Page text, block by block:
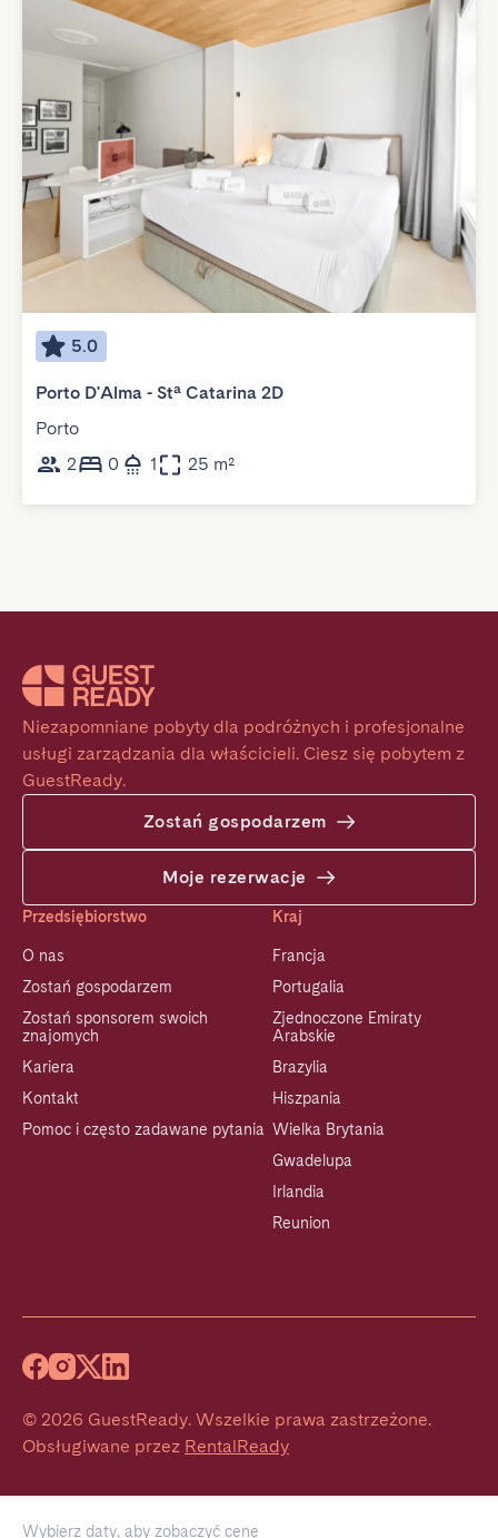
Wybierz daty, aby zobaczyć cenę
5.0
Porto D'Alma - Stª Catarina 2D
Porto
2
0 1 25 m²
Niezapomniane pobyty dla podróżnych i profesjonalne
usługi zarządzania dla właścicieli. Ciesz się pobytem z
GuestReady.
Zostań gospodarzem
Moje rezerwacje
Przedsiębiorstwo
O nas
Zostań gospodarzem
Zostań sponsorem swoich
znajomych
Kariera
Kontakt
Pomoc i często zadawane pytania
Kraj
Francja
Portugalia
Zjednoczone Emiraty
Arabskie
Brazylia
Hiszpania
Wielka Brytania
Gwadelupa
Irlandia
Reunion
© 2026 GuestReady. Wszelkie prawa zastrzeżone.
Obsługiwane przez RentalReady